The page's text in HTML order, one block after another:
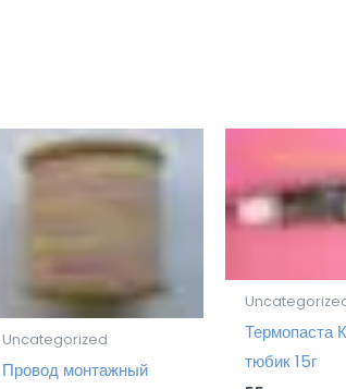
Uncategorized
Провод монтажный
Термопаста
тюбик 15г